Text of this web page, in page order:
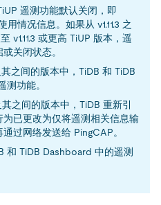
遥测功能默认关闭，即
情况信息。如果从 v1.11.3 之
v1.11.3 或更高 TiUP 版本，遥
关闭状态。
其之间的版本中，TiDB 和 TiDB
测功能。
其之间的版本中，TiDB 重新引
为已更改为仅将遥测相关信息输
过网络发送给 PingCAP。
和 TiDB Dashboard 中的遥测